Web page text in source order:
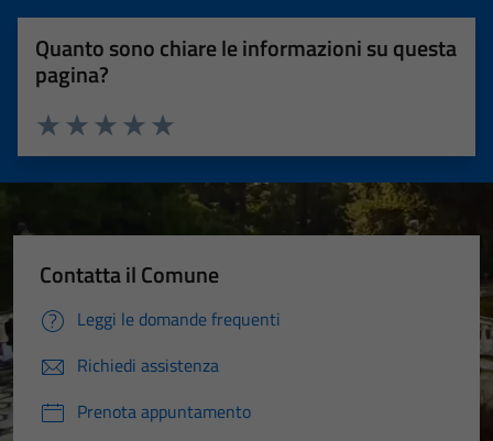
Quanto sono chiare le informazioni su questa
pagina?
Valuta 5 stelle su 5
Valuta 4 stelle su 5
Valuta 3 stelle su 5
Valuta 2 stelle su 5
Valuta 1 stelle su 5
Contatta il Comune
Leggi le domande frequenti
Richiedi assistenza
Prenota appuntamento